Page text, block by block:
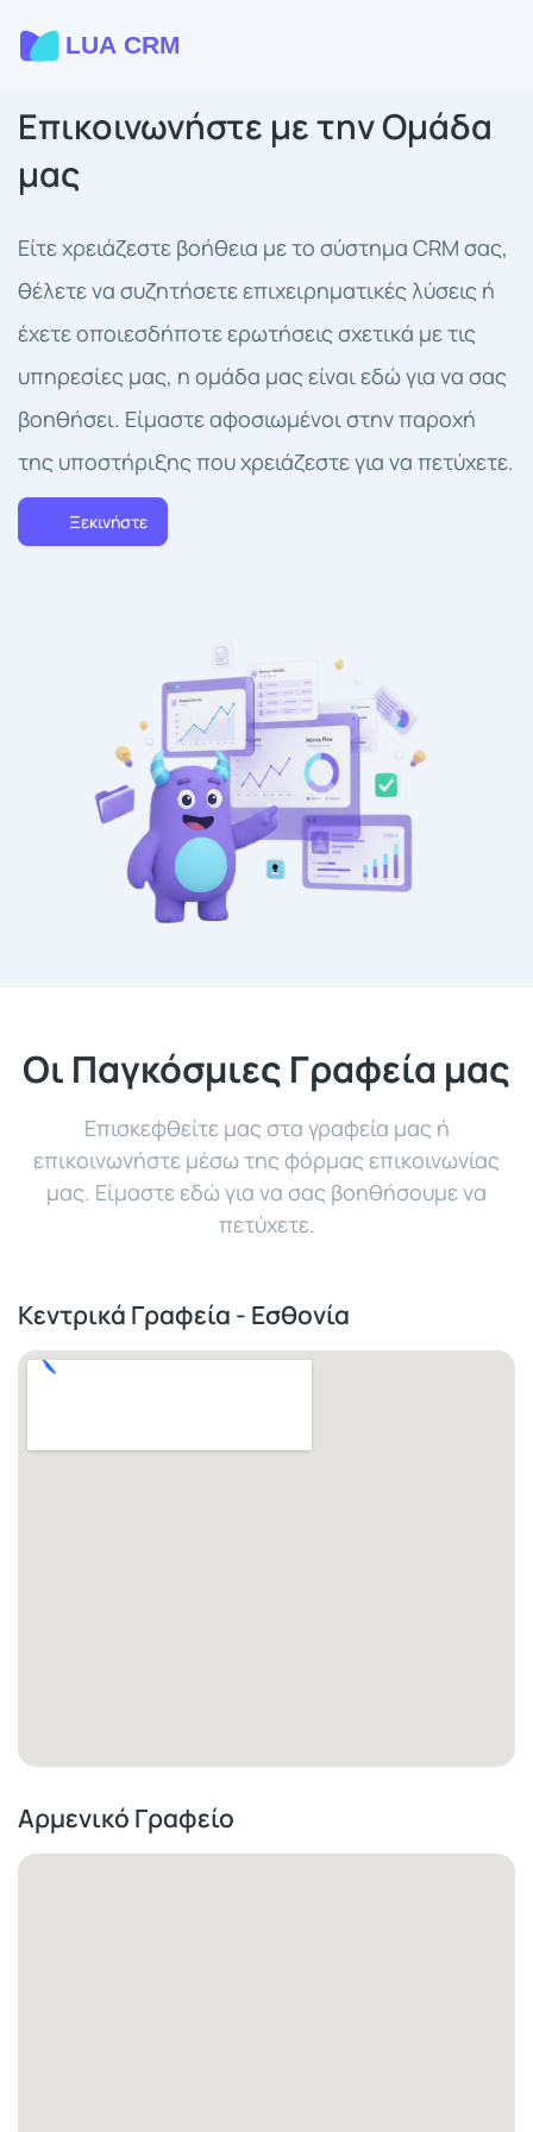
Επικοινωνήστε με την Ομάδα
μας
Είτε χρειάζεστε βοήθεια με το σύστημα CRM σας,
θέλετε να συζητήσετε επιχειρηματικές λύσεις ή
έχετε οποιεσδήποτε ερωτήσεις σχετικά με τις
υπηρεσίες μας, η ομάδα μας είναι εδώ για να σας
βοηθήσει. Είμαστε αφοσιωμένοι στην παροχή
της υποστήριξης που χρειάζεστε για να πετύχετε.
Ξεκινήστε
Οι Παγκόσμιες Γραφεία μας
Επισκεφθείτε μας στα γραφεία μας ή
επικοινωνήστε μέσω της φόρμας επικοινωνίας
μας. Είμαστε εδώ για να σας βοηθήσουμε να
πετύχετε.
Κεντρικά Γραφεία - Εσθονία
Αρμενικό Γραφείο